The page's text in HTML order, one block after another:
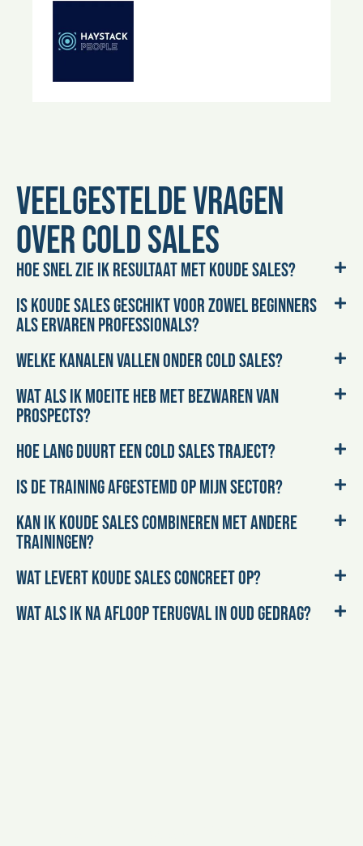
Veelgestelde vragen
over cold sales
Hoe snel zie ik resultaat met koude sales?
Is koude sales geschikt voor zowel beginners
als ervaren professionals?
Welke kanalen vallen onder cold sales?
Wat als ik moeite heb met bezwaren van
prospects?
Hoe lang duurt een cold sales traject?
Is de training afgestemd op mijn sector?
Kan ik koude sales combineren met andere
trainingen?
Wat levert koude sales concreet op?
Wat als ik na afloop terugval in oud gedrag?